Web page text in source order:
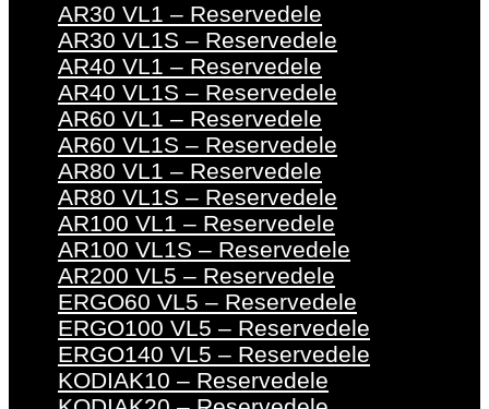
AR30 VL1 – Reservedele
AR30 VL1S – Reservedele
AR40 VL1 – Reservedele
AR40 VL1S – Reservedele
AR60 VL1 – Reservedele
AR60 VL1S – Reservedele
AR80 VL1 – Reservedele
AR80 VL1S – Reservedele
AR100 VL1 – Reservedele
AR100 VL1S – Reservedele
AR200 VL5 – Reservedele
ERGO60 VL5 – Reservedele
ERGO100 VL5 – Reservedele
ERGO140 VL5 – Reservedele
KODIAK10 – Reservedele